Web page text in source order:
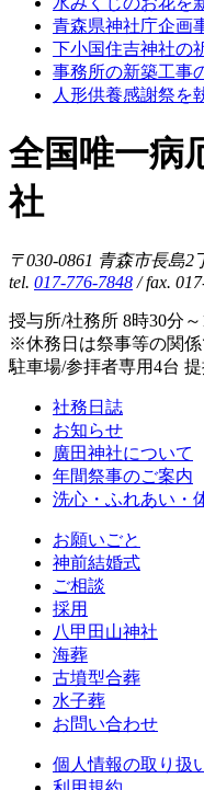
青森県神社庁企画
下小国住吉神社の
事務所の新築工事
人形供養感謝祭を
全国唯一病
社
〒030-0861 青森市長島2
tel. 017-776-7848/ fax.
授与所/社務所 8時30分
※休務日は祭事等の関係
駐車場/参拝者専用4台
社務日誌
お知らせ
廣田神社について
年間祭事のご案内
洗心・ふれあい・
お願いごと
神前結婚式
ご相談
採用
八甲田山神社
海葬
古墳型合葬
水子葬
お問い合わせ
個人情報の取り扱